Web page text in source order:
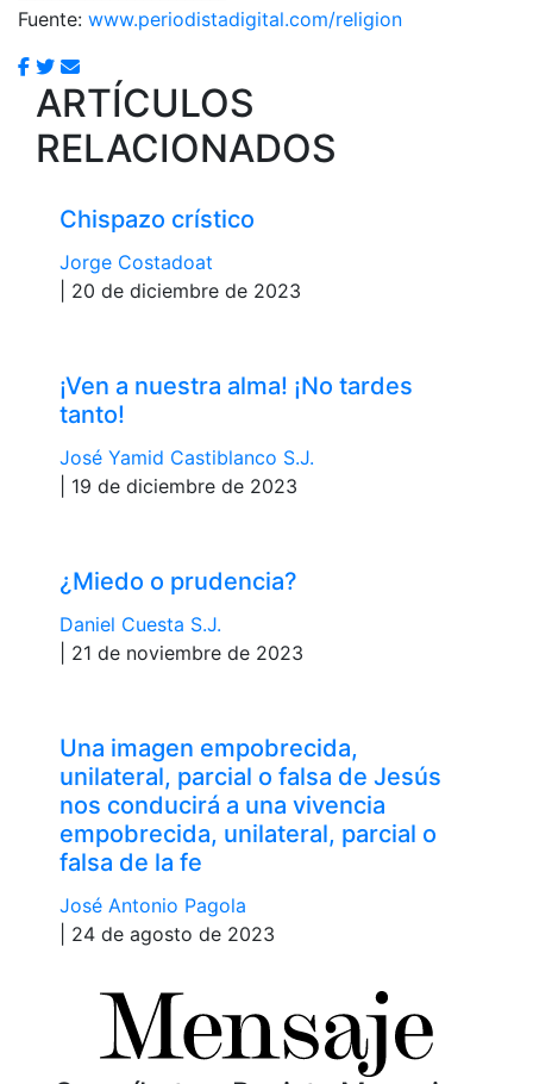
Fuente: www.periodistadigital.com/religion
ARTÍCULOS
RELACIONADOS
Chispazo crístico
Jorge Costadoat
| 20 de diciembre de 2023
¡Ven a nuestra alma! ¡No tardes
tanto!
José Yamid Castiblanco S.J.
| 19 de diciembre de 2023
¿Miedo o prudencia?
Daniel Cuesta S.J.
| 21 de noviembre de 2023
Una imagen empobrecida,
unilateral, parcial o falsa de Jesús
nos conducirá a una vivencia
empobrecida, unilateral, parcial o
falsa de la fe
José Antonio Pagola
| 24 de agosto de 2023